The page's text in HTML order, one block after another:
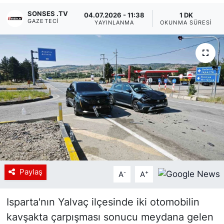
SONSES .TV
GAZETECI
04.07.2026 - 11:38
YAYINLANMA
1 DK
OKUNMA SÜRESI
Paylaş A- A+
Isparta'nın Yalvaç ilçesinde iki otomobilin
kavşakta çarpışması sonucu meydana gelen
SAĞLIK
Siyaset
YEREL HABER
Haberde insan
Tanıtım
Haber Arşivi